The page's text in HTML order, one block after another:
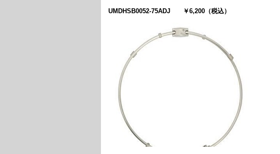
UMDHSB0052-75ADJ ￥6,200（税込）